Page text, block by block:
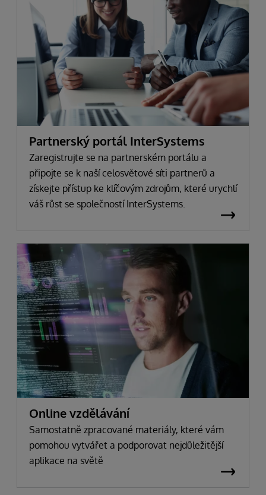
Partnerský portál InterSystems
Zaregistrujte se na partnerském portálu a
připojte se k naší celosvětové síti partnerů a
získejte přístup ke klíčovým zdrojům, které urychlí
váš růst se společností InterSystems.
Online vzdělávání
Samostatně zpracované materiály, které vám
pomohou vytvářet a podporovat nejdůležitější
aplikace na světě